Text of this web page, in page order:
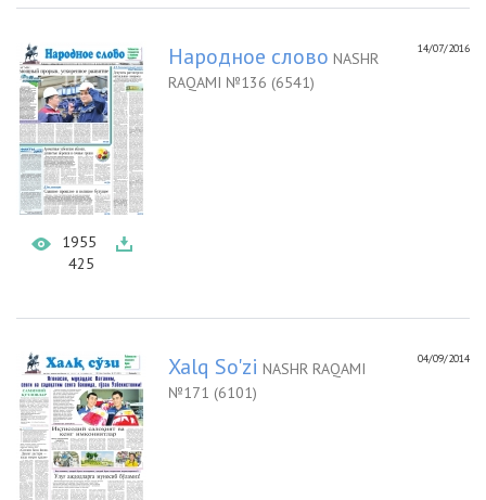
1955
425
14/07/2016
Народное слово NASHR
RAQAMI №136 (6541)
04/09/2014
Xalq So'zi NASHR RAQAMI
№171 (6101)